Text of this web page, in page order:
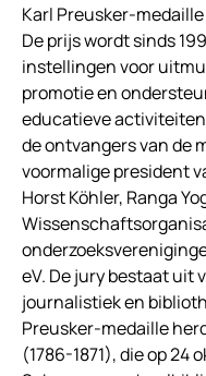
Karl Preusker-medaille
De prijs wordt sinds
instellingen voor
promotie en
educatieve
de ontvangers van de
voormalige president
Horst Köhler, Ranga
eV. De jury bestaat uit
journalistiek en
Preusker-medaille
(1786-1871), die op 24